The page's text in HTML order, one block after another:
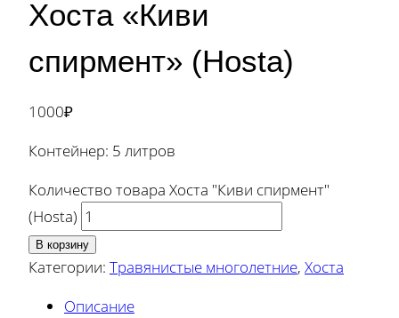
Хоста «Киви
спирмент» (Hosta)
1000₽
Контейнер: 5 литров
Количество товара Хоста "Киви спирмент"
(Hosta)
В корзину
Категории: Травянистые многолетние, Хоста
Описание